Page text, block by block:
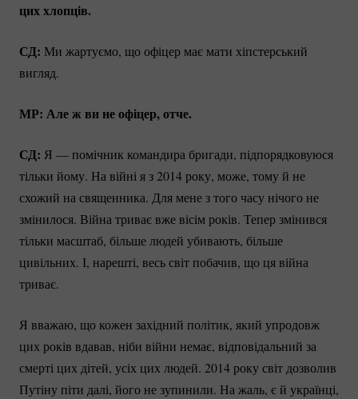
цих хлопців.
СД: Ми жартуємо, що офіцер має мати хіпстерський
вигляд.
МР: Але ж ви не офіцер, отче.
СД: Я — помічник командира бригади, підпорядковуюся
тільки йому. На війні я з 2014 року, може, тому й не
схожий на священника. Для мене з того часу нічого не
змінилося. Війна триває вже вісім років. Тепер змінився
тільки масштаб, більше людей убивають, більше
цивільних. І, нарешті, весь світ побачив, що ця війна
триває.
Я вважаю, що кожен західний політик, який упродовж
цих років вдавав, ніби війни немає, відповідальний за
смерті цих дітей, усіх цих людей. 2014 року світ дозволив
Путіну піти далі, його не зупинили. На жаль, є й українці,